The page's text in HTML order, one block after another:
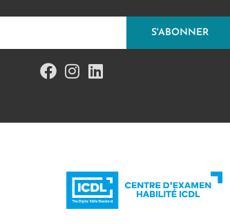
S'ABONNER